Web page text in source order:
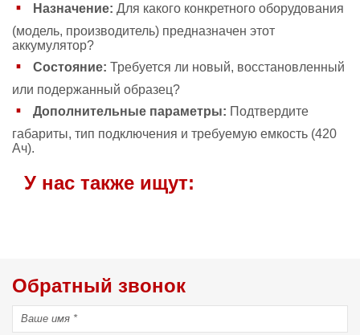
Назначение: Для какого конкретного оборудования
(модель, производитель) предназначен этот
аккумулятор?
Состояние: Требуется ли новый, восстановленный
или подержанный образец?
Дополнительные параметры: Подтвердите
габариты, тип подключения и требуемую емкость (420
Ач).
У нас также ищут:
Обратный звонок